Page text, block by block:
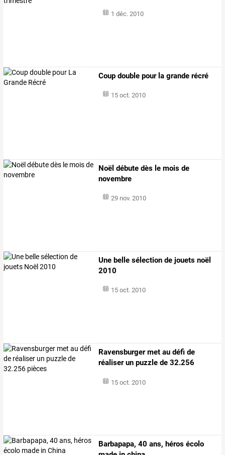
1 déc. 2010
Coup double pour la grande récré
15 oct. 2010
Noël débute dès le mois de
novembre
29 nov. 2010
Une belle sélection de jouets noël
2010
15 oct. 2010
Ravensburger met au défi de
réaliser un puzzle de 32.256
15 oct. 2010
Barbapapa, 40 ans, héros écolo